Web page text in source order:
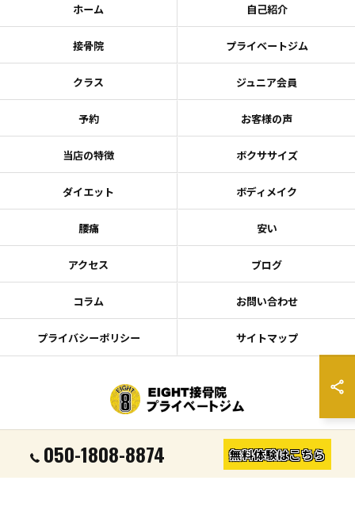
050-1808-8874 無料体験はこちら
ホーム 自己紹介
接骨院 プライベートジム
クラス ジュニア会員
予約 お客様の声
当店の特徴 ボクササイズ
ダイエット ボディメイク
腰痛 安い
アクセス ブログ
コラム お問い合わせ
プライバシーポリシー サイトマップ
© 2026 宮城県仙台のキックボクシングならEIGHT接骨院プライベートジム ALL
RIGHTS RESERVED.